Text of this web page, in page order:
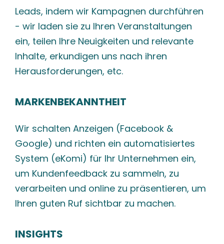
Leads, indem wir Kampagnen durchführen
- wir laden sie zu Ihren Veranstaltungen
ein, teilen Ihre Neuigkeiten und relevante
Inhalte, erkundigen uns nach ihren
Herausforderungen, etc.
MARKENBEKANNTHEIT
Wir schalten Anzeigen (Facebook &
Google) und richten ein automatisiertes
System (eKomi) für Ihr Unternehmen ein,
um Kundenfeedback zu sammeln, zu
verarbeiten und online zu präsentieren, um
Ihren guten Ruf sichtbar zu machen.
INSIGHTS